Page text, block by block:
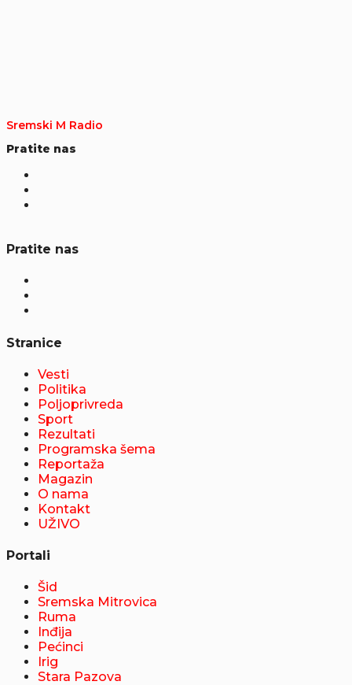
Sremski M Radio
Pratite nas
Pratite nas
Stranice
Vesti
Politika
Poljoprivreda
Sport
Rezultati
Programska šema
Reportaža
Magazin
O nama
Kontakt
UŽIVO
Portali
Šid
Sremska Mitrovica
Ruma
Inđija
Pećinci
Irig
Stara Pazova